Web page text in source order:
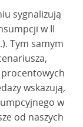
sygnalizują
w II
Tym samym
wskazują,
w
od naszych